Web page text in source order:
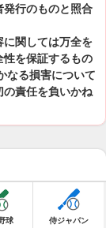
発行のものと照合
に関しては万全を
性を保証するもの
なる損害について
の責任を負いかね
球 侍ジャパン